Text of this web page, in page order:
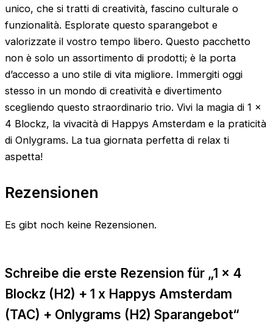
unico, che si tratti di creatività, fascino culturale o
funzionalità. Esplorate questo sparangebot e
valorizzate il vostro tempo libero. Questo pacchetto
non è solo un assortimento di prodotti; è la porta
d’accesso a uno stile di vita migliore. Immergiti oggi
stesso in un mondo di creatività e divertimento
scegliendo questo straordinario trio. Vivi la magia di 1 x
4 Blockz, la vivacità di Happys Amsterdam e la praticità
di Onlygrams. La tua giornata perfetta di relax ti
aspetta!
Rezensionen
Es gibt noch keine Rezensionen.
Schreibe die erste Rezension für „1 x 4
Blockz (H2) + 1 x Happys Amsterdam
(TAC) + Onlygrams (H2) Sparangebot“